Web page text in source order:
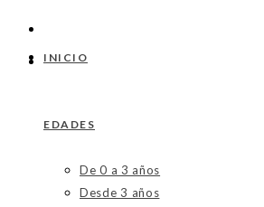
INICIO
EDADES
De 0 a 3 años
Desde 3 años